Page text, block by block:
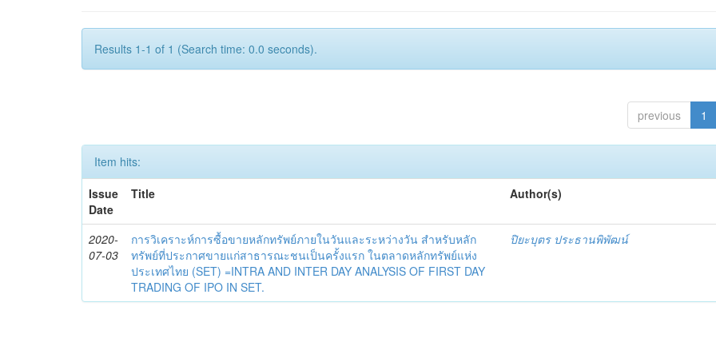
Results 1-1 of 1 (Search time: 0.0 seconds).
previous 1
Item hits:
Issue
Date
Title Author(s)
2020-
07-03
การวิเคราะห์การซื้อขายหลักทรัพย์ภายในวันและระหว่างวัน สำหรับหลัก
ทรัพย์ที่ประกาศขายแก่สาธารณะชนเป็นครั้งแรก ในตลาดหลักทรัพย์แห่ง
ประเทศไทย (SET) =INTRA AND INTER DAY ANALYSIS OF FIRST DAY
TRADING OF IPO IN SET.
ปิยะบุตร ประธานพิพัฒน์